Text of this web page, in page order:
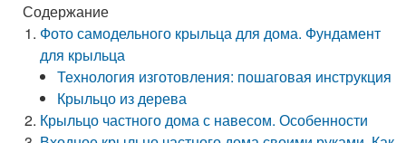
Содержание
Фото самодельного крыльца для дома. Фундамент
для крыльца
Технология изготовления: пошаговая инструкция
Крыльцо из дерева
Крыльцо частного дома с навесом. Особенности